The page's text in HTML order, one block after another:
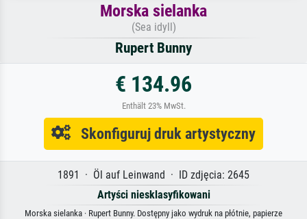
Morska sielanka
(Sea idyll)
Rupert Bunny
€ 134.96
Enthält 23% MwSt.
Skonfiguruj druk artystyczny
1891 · Öl auf Leinwand · ID zdjęcia: 2645
Artyści niesklasyfikowani
Morska sielanka · Rupert Bunny. Dostępny jako wydruk na płótnie, papierze